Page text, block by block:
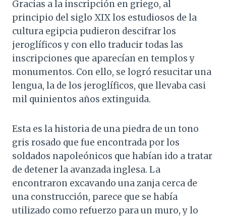
Gracias a la inscripción en griego, al
principio del siglo XIX los estudiosos de la
cultura egipcia pudieron descifrar los
jeroglíficos y con ello traducir todas las
inscripciones que aparecían en templos y
monumentos. Con ello, se logró resucitar una
lengua, la de los jeroglíficos, que llevaba casi
mil quinientos años extinguida.
Esta es la historia de una piedra de un tono
gris rosado que fue encontrada por los
soldados napoleónicos que habían ido a tratar
de detener la avanzada inglesa. La
encontraron excavando una zanja cerca de
una construcción, parece que se había
utilizado como refuerzo para un muro, y lo